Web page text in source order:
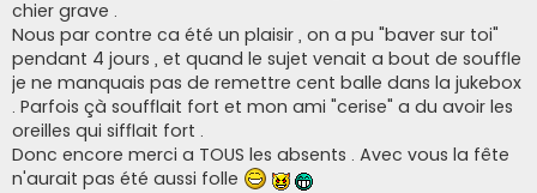
chier grave .
Nous par contre ca été un plaisir , on a pu "baver sur toi"
pendant 4 jours , et quand le sujet venait a bout de souffle
je ne manquais pas de remettre cent balle dans la jukebox
. Parfois çà soufflait fort et mon ami "cerise" a du avoir les
oreilles qui sifflait fort .
Donc encore merci a TOUS les absents . Avec vous la fête
n'aurait pas été aussi folle